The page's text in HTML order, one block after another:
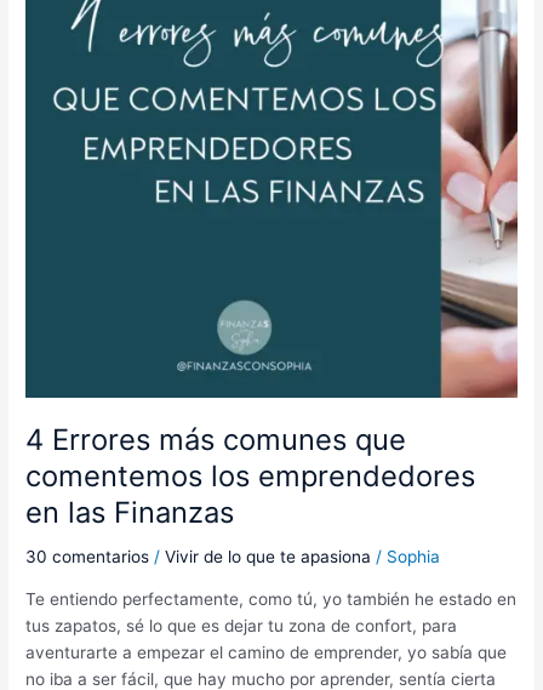
4 Errores más comunes que
comentemos los emprendedores
en las Finanzas
30 comentarios /Vivir de lo que te apasiona / Sophia
Te entiendo perfectamente, como tú, yo también he estado en
tus zapatos, sé lo que es dejar tu zona de confort, para
aventurarte a empezar el camino de emprender, yo sabía que
no iba a ser fácil, que hay mucho por aprender, sentía cierta
comentemos
emprendedores